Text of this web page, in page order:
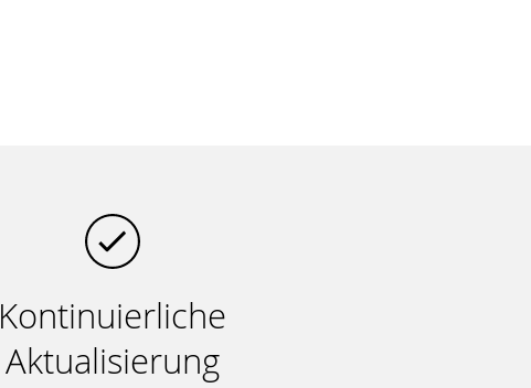
Kontinuierliche
Aktualisierung